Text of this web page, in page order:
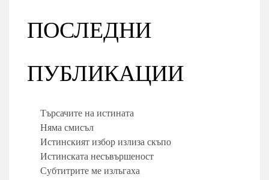
ПОСЛЕДНИ
ПУБЛИКАЦИИ
Търсачите на истината
Няма смисъл
Истинският избор излиза скъпо
Истинската несъвършеност
Субтитрите ме излъгаха